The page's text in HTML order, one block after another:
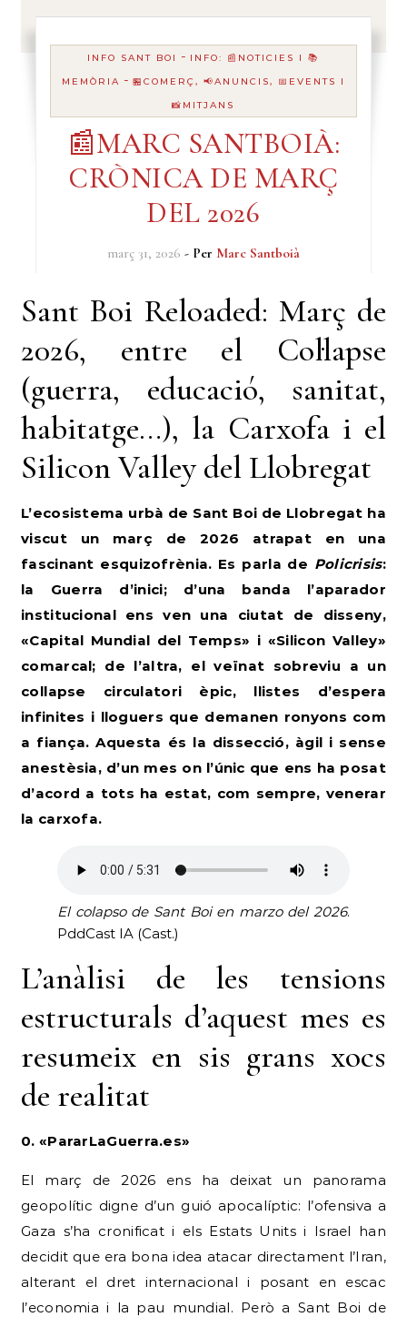
INFO SANT BOI - INFO: 📰NOTICIES I 📚
MEMÒRIA - 🏪COMERÇ, 📢ANUNCIS, 📅EVENTS I
📸MITJANS
📰MARC SANTBOIÀ:
CRÒNICA DE MARÇ
DEL 2026
març 31, 2026 - Per Marc Santboià
Sant Boi Reloaded: Març de
2026, entre el Col·lapse
(guerra, educació, sanitat,
habitatge…), la Carxofa i el
Silicon Valley del Llobregat
L’ecosistema urbà de Sant Boi de Llobregat ha
viscut un març de 2026 atrapat en una
fascinant esquizofrènia. Es parla de Policrisis:
la Guerra d’inici; d’una banda l’aparador
institucional ens ven una ciutat de disseny,
«Capital Mundial del Temps» i «Silicon Valley»
comarcal; de l’altra, el veïnat sobreviu a un
col·lapse circulatori èpic, llistes d’espera
infinites i lloguers que demanen ronyons com
a fiança. Aquesta és la dissecció, àgil i sense
anestèsia, d’un mes on l’únic que ens ha posat
d’acord a tots ha estat, com sempre, venerar
la carxofa.
El colapso de Sant Boi en marzo del 2026.
PddCast IA (Cast.)
L’anàlisi de les tensions
estructurals d’aquest mes es
resumeix en sis grans xocs
de realitat
0. «PararLaGuerra.es»
El març de 2026 ens ha deixat un panorama
geopolític digne d’un guió apocalíptic: l’ofensiva a
Gaza s’ha cronificat i els Estats Units i Israel han
decidit que era bona idea atacar directament l’Iran,
alterant el dret internacional i posant en escac
l’economia i la pau mundial. Però a Sant Boi de